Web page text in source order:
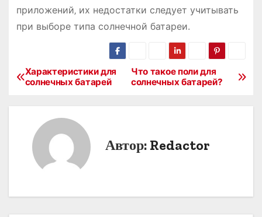
приложений‚ их недостатки следует учитывать
при выборе типа солнечной батареи.
Н
а
Что такое поли для
солнечных батарей?
Характеристики для
солнечных батарей
Автор: Redactor